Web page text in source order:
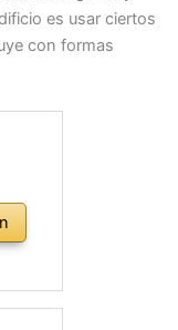
es usar ciertos
con formas